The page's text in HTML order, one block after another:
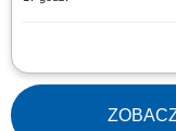
Wymagania: Mile
Samodzielność podczas
analizy rysunku i